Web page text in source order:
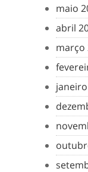
maio
abril
março
janeiro